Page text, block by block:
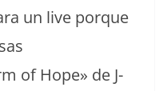
un live porque
of Hope» de J-